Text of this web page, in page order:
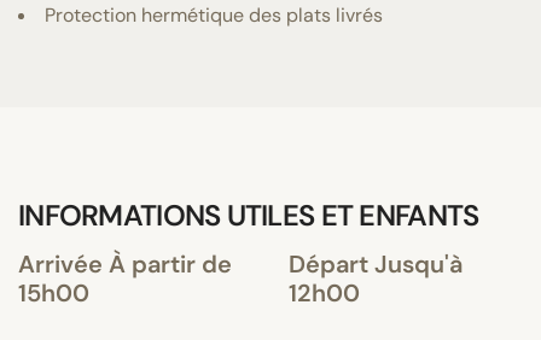
Protection hermétique des plats livrés
INFORMATIONS UTILES ET ENFANTS
Arrivée À partir de
15h00
Départ Jusqu'à
12h00